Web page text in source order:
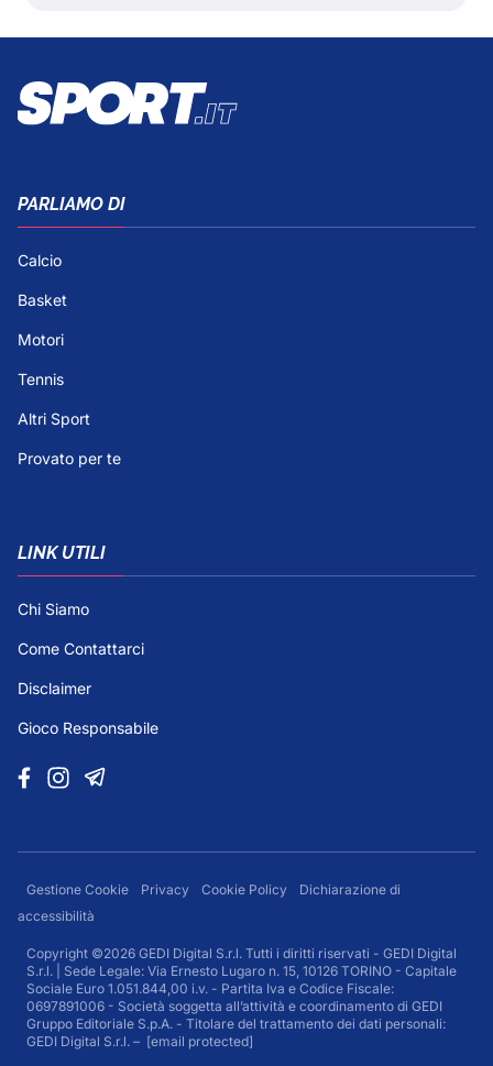
PARLIAMO DI
Calcio
Basket
Motori
Tennis
Altri Sport
Provato per te
LINK UTILI
Chi Siamo
Come Contattarci
Disclaimer
Gioco Responsabile
Gestione Cookie Privacy Cookie Policy
Dichiarazione di
accessibilità
Copyright ©2026 GEDI Digital S.r.l. Tutti i diritti riservati - GEDI Digital
S.r.l. | Sede Legale: Via Ernesto Lugaro n. 15, 10126 TORINO - Capitale
Sociale Euro 1.051.844,00 i.v. - Partita Iva e Codice Fiscale:
0697891006 - Società soggetta all’attività e coordinamento di GEDI
Gruppo Editoriale S.p.A. - Titolare del trattamento dei dati personali:
GEDI Digital S.r.l. – [email protected]